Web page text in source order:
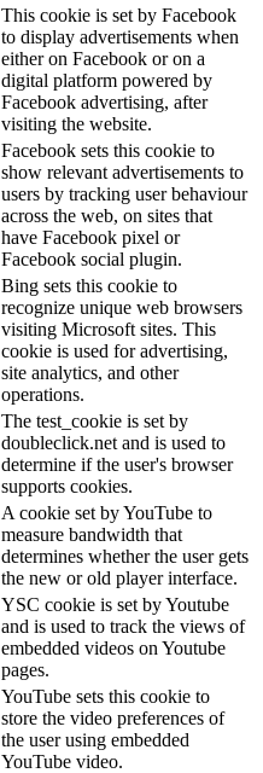
This cookie is set by Facebook
to display advertisements when
either on Facebook or on a
digital platform powered by
Facebook advertising, after
visiting the website.
Facebook sets this cookie to
show relevant advertisements to
users by tracking user behaviour
across the web, on sites that
have Facebook pixel or
Facebook social plugin.
Bing sets this cookie to
recognize unique web browsers
visiting Microsoft sites. This
cookie is used for advertising,
site analytics, and other
operations.
The test_cookie is set by
doubleclick.net and is used to
determine if the user's browser
supports cookies.
A cookie set by YouTube to
measure bandwidth that
determines whether the user gets
the new or old player interface.
YSC cookie is set by Youtube
and is used to track the views of
embedded videos on Youtube
pages.
YouTube sets this cookie to
store the video preferences of
the user using embedded
YouTube video.